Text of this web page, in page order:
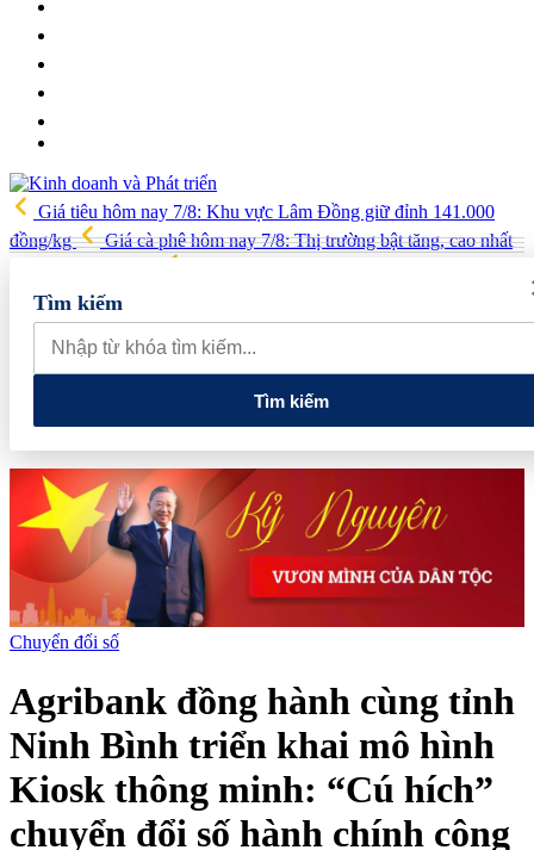
Giá tiêu hôm nay 7/8: Khu vực Lâm Đồng giữ đỉnh 141.000
đồng/kg
Giá cà phê hôm nay 7/8: Thị trường bật tăng, cao nhất
công nghệ, sản phẩm công nghệ chiến lược
đãi "Giao dịch dễ dàng, nhận quà kiệt tác", tặng khách hàng đặc
quyền trải nghiệm Van Gogh Timeless
xuất làm Dự án hầm đường bộ Tam Đảo 5.800 tỷ
Tìm kiếm
Tìm kiếm
Chuyển đổi số
Agribank đồng hành cùng tỉnh
Ninh Bình triển khai mô hình
Kiosk thông minh: “Cú hích”
chuyển đổi số hành chính công